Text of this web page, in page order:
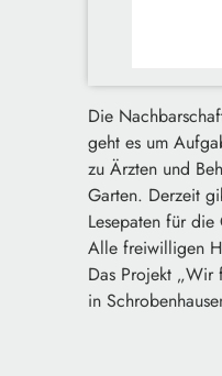
Die
geht es um
zu Ärzten und
Garten. Derzeit
Lesepaten für die
Alle freiwilligen
Das Projekt „Wir
in